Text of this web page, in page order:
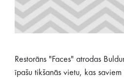
Restorāns "Faces" atrodas
īpašu tikšanās vietu, kas